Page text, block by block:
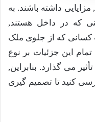
داشته باشند. به
که در داخل هستند,
کسانی که از جلوی ملک
این جزئیات بر نوع
می گذارد. بنابراین,
کنید تا تصمیم گیری